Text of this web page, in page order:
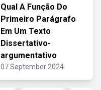
Qual A Função Do
Primeiro Parágrafo
Em Um Texto
Dissertativo-
argumentativo
07 September 2024